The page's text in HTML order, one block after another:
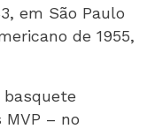
em São Paulo
de 1955,
basquete
– no